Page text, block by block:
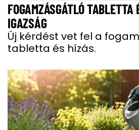
FOGAMZÁSGÁTLÓ
IGAZSÁG
Új kérdést vet fel a
tabletta és hízás.